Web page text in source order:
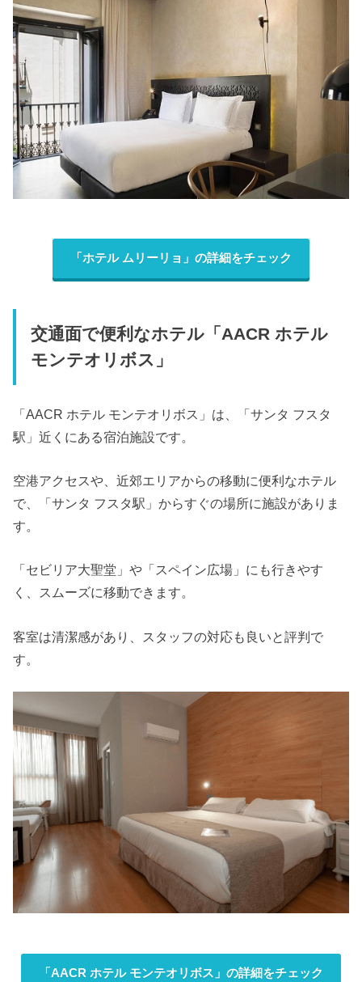
「ホテル ムリーリョ」の詳細をチェック
交通面で便利なホテル「AACR ホテル
モンテオリボス」
「AACR ホテル モンテオリボス」は、「サンタ フスタ
駅」近くにある宿泊施設です。
空港アクセスや、近郊エリアからの移動に便利なホテル
で、「サンタ フスタ駅」からすぐの場所に施設がありま
す。
「セビリア大聖堂」や「スペイン広場」にも行きやす
く、スムーズに移動できます。
客室は清潔感があり、スタッフの対応も良いと評判で
す。
「AACR ホテル モンテオリボス」の詳細をチェック